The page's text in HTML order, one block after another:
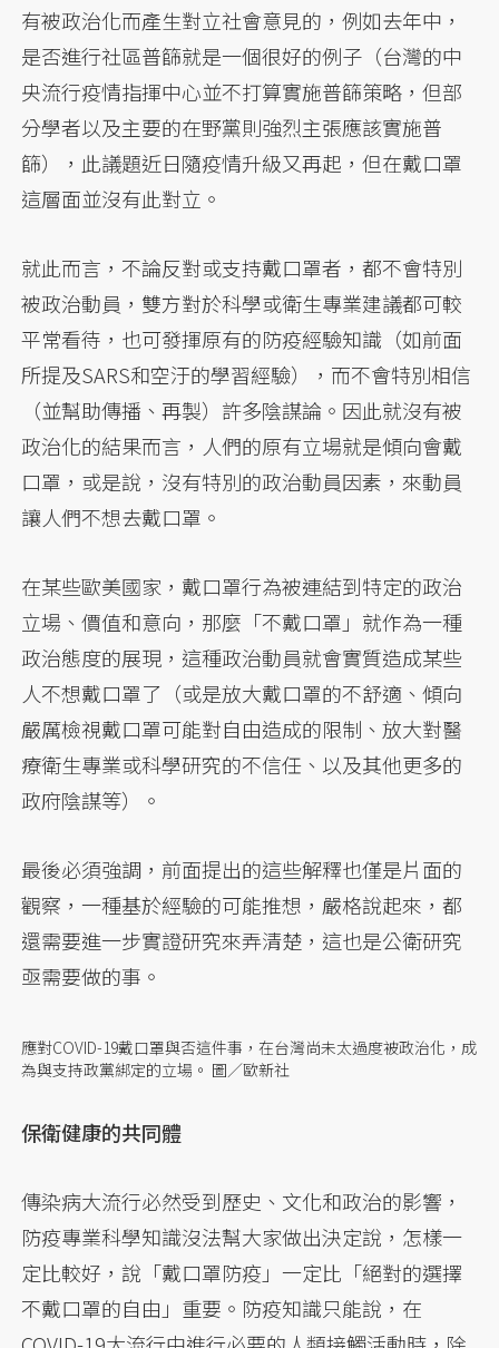
有被政治化而產生對立社會意見的，例如去年中，
是否進行社區普篩就是一個很好的例子（台灣的中
央流行疫情指揮中心並不打算實施普篩策略，但部
分學者以及主要的在野黨則強烈主張應該實施普
篩），此議題近日隨疫情升級又再起，但在戴口罩
這層面並沒有此對立。
就此而言，不論反對或支持戴口罩者，都不會特別
被政治動員，雙方對於科學或衛生專業建議都可較
平常看待，也可發揮原有的防疫經驗知識（如前面
所提及SARS和空汙的學習經驗），而不會特別相信
（並幫助傳播、再製）許多陰謀論。因此就沒有被
政治化的結果而言，人們的原有立場就是傾向會戴
口罩，或是說，沒有特別的政治動員因素，來動員
讓人們不想去戴口罩。
在某些歐美國家，戴口罩行為被連結到特定的政治
立場、價值和意向，那麼「不戴口罩」就作為一種
政治態度的展現，這種政治動員就會實質造成某些
人不想戴口罩了（或是放大戴口罩的不舒適、傾向
嚴厲檢視戴口罩可能對自由造成的限制、放大對醫
療衛生專業或科學研究的不信任、以及其他更多的
政府陰謀等）。
最後必須強調，前面提出的這些解釋也僅是片面的
觀察，一種基於經驗的可能推想，嚴格說起來，都
還需要進一步實證研究來弄清楚，這也是公衛研究
亟需要做的事。
應對COVID-19戴口罩與否這件事，在台灣尚未太過度被政治化，成
為與支持政黨綁定的立場。 圖／歐新社
保衛健康的共同體
傳染病大流行必然受到歷史、文化和政治的影響，
防疫專業科學知識沒法幫大家做出決定說，怎樣一
定比較好，說「戴口罩防疫」一定比「絕對的選擇
不戴口罩的自由」重要。防疫知識只能說，在